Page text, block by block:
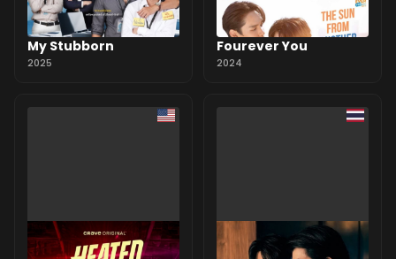
My Stubborn
2025
Fourever You
2024